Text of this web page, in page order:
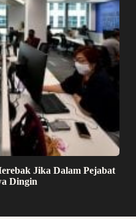
Jika Dalam Pejabat
Dingin